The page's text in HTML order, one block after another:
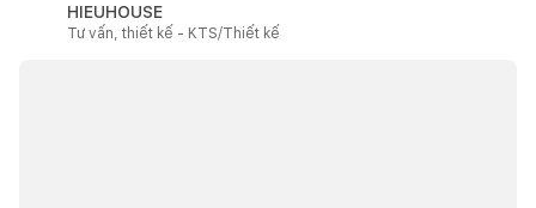
HIEUHOUSE
Tư vấn, thiết kế - KTS/Thiết kế